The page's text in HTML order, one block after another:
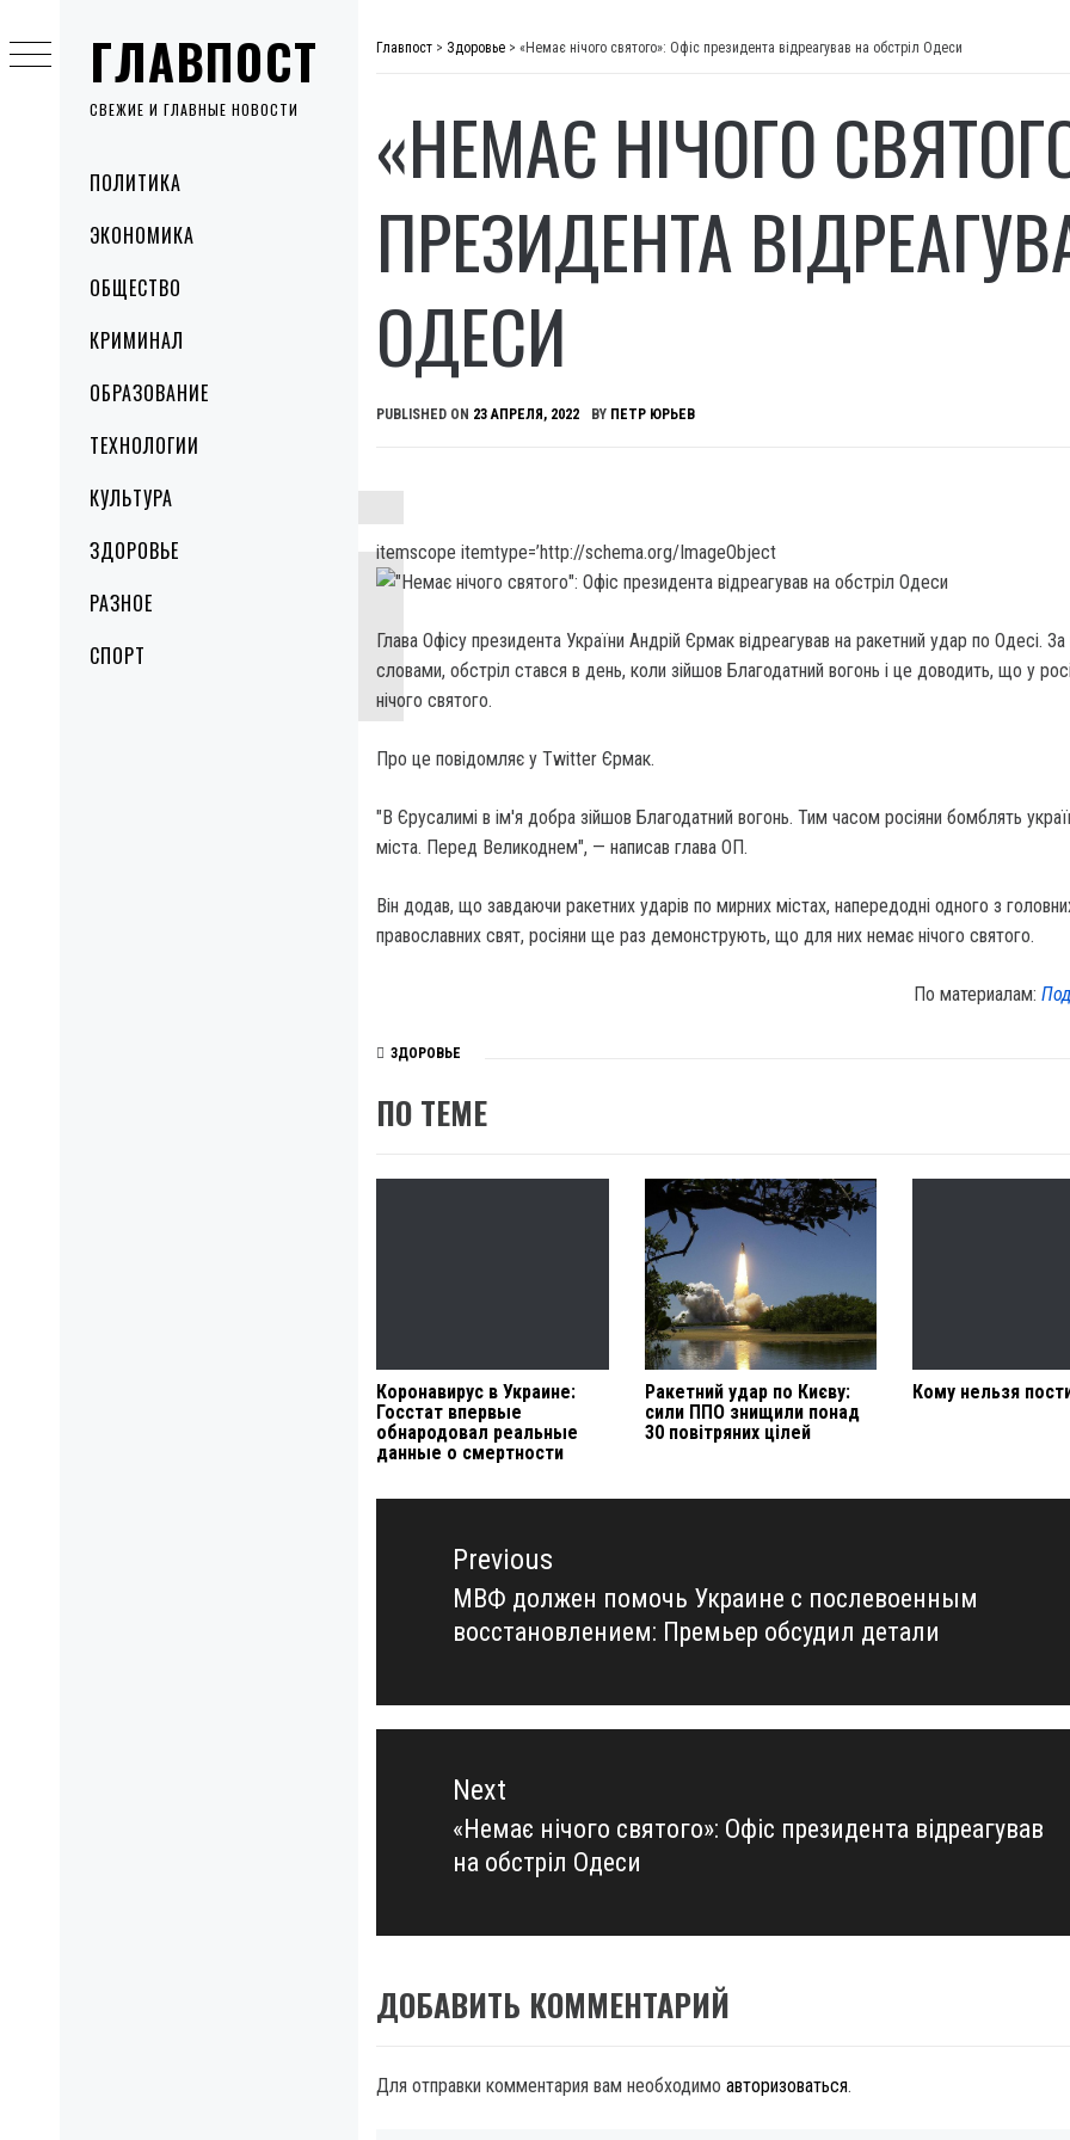
ГЛАВПОСТ
СВЕЖИЕ И ГЛАВНЫЕ НОВОСТИ
MenuПОЛИТИКА
ЭКОНОМИКА
ОБЩЕСТВО
КРИМИНАЛ
ОБРАЗОВАНИЕ
ТЕХНОЛОГИИ
КУЛЬТУРА
ЗДОРОВЬЕ
РАЗНОЕ
СПОРТ
to
content
Главпост > Здоровье > «Немає нічого святого»: Офіс президента відреагував на обстріл Одеси
«НЕМАЄ НІЧОГО
ПРЕЗИДЕНТА
ОДЕСИ
PUBLISHED ON 23 АПРЕЛЯ, 2022 BY ПЕТР ЮРЬЕВ
itemscope itemtype=’http://schema.org/ImageObject
Глава Офісу президента України Андрій Єрмак відреагував на ракетний удар по Одесі. За
словами, обстріл стався в день, коли зійшов Благодатний вогонь і це доводить, що у
нічого святого.
Про це повідомляє у Twitter Єрмак.
"В Єрусалимі в ім'я добра зійшов Благодатний вогонь. Тим часом росіяни бомблять
міста. Перед Великоднем", — написав глава ОП.
Він додав, що завдаючи ракетних ударів по мирних містах, напередодні одного з
православних свят, росіяни ще раз демонструють, що для них немає нічого святого.
По материалам:
ЗДОРОВЬЕ
ПО ТЕМЕ
Коронавирус в Украине:
Госстат впервые
обнародовал реальные
данные о смертности
Ракетний удар по Києву:
сили ППО знищили понад
30 повітряних цілей
Кому нельзя
Навигация
записямPrevious
Previous
post:
МВФ должен помочь Украине с послевоенным
восстановлением: Премьер обсудил детали
Next
Next
post:
«Немає нічого святого»: Офіс президента відреагував
на обстріл Одеси
ДОБАВИТЬ КОММЕНТАРИЙ
Для отправки комментария вам необходимо авторизоваться.